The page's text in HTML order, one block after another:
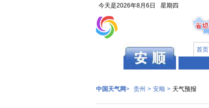
今天是2026年8月6日 星期四
首页
中国天气网> 贵州 > 安顺 > 天气预报